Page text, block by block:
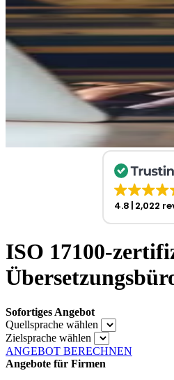
4.8 2,022
ISO 17100-
Sofortiges Angebot
Quellsprache wählen
Zielsprache wählen
ANGEBOT BERECHNEN
Angebote für Firmen